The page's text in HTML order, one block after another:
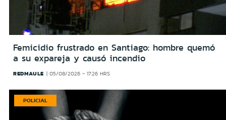
Femicidio frustrado en Santiago: hombre quemó
a su expareja y causó incendio
REDMAULE 05/08/2026 - 17:26 HRS
POLICIAL